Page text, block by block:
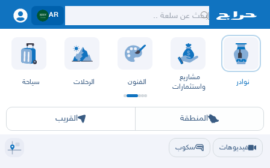
AR
نوادر
مشاريع
واستثمارات
الفنون الرحلات سياحة
المنطقة
الرياض جده القصيم الباحة
القريب
فيديوهات سكوب